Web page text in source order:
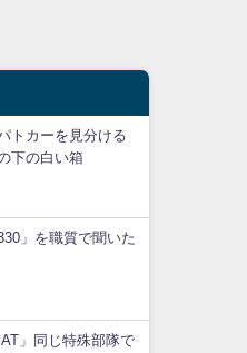
トカーを見分ける
下の白い箱
」を職質で聞いた
」同じ特殊部隊で